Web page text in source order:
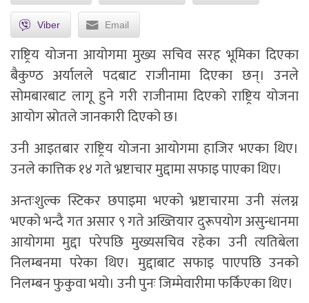
Viber Email
राष्ट्रिय योजना आयोगमा मुख्य सचिव सरह भूमिका दिएका
बैकुण्ठ अर्यालले पदबाट राजीनामा दिएका छन्। उनले
सोमबारबाट लागू हुने गरी राजीनामा दिएको राष्ट्रिय योजना
आयोग स्रोतले जानकारी दिएको छ।
उनी आइतबार राष्ट्रिय योजना आयोगमा हाजिर भएका थिए।
उनले कात्तिक १४ गते भ्रष्टाचार मुद्दामा सफाइ पाएका थिए।
अन्तःशुल्क स्टिकर छपाइमा भएको भ्रष्टाचारमा उनी संलग्न
भएको भन्दै गत असार ९ गते अख्तियार दुरूपयोग असुन्धानमा
आयोगमा मुद्दा परेपछि मुख्यसचिव रहेका उनी त्यतिबेला
निलम्बनमा परेका थिए। मुद्दाबाट सफाइ पाएपछि उनको
निलम्बन फुकुवा भयो। उनी पुनः जिम्मेवारीमा फर्किएका थिए।